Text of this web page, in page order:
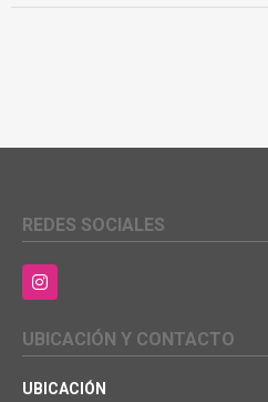
REDES SOCIALES
Instagram
UBICACIÓN Y CONTACTO
UBICACIÓN